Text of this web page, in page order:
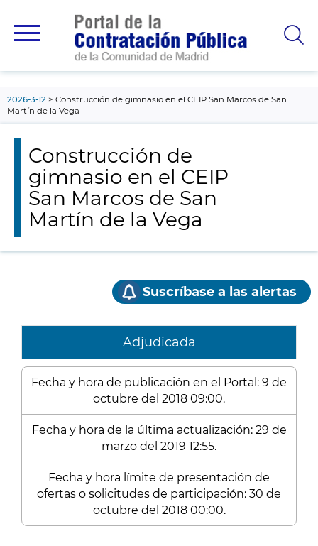
principal
2026-3-12
Construcción de gimnasio en el CEIP San Marcos de San
Martín de la Vega
Construcción de
gimnasio en el CEIP
San Marcos de San
Martín de la Vega
Suscríbase a las alertas
Adjudicada
Fecha y hora de publicación en el Portal: 9 de
octubre del 2018 09:00.
Fecha y hora de la última actualización: 29 de
marzo del 2019 12:55.
Fecha y hora límite de presentación de
ofertas o solicitudes de participación: 30 de
octubre del 2018 00:00.